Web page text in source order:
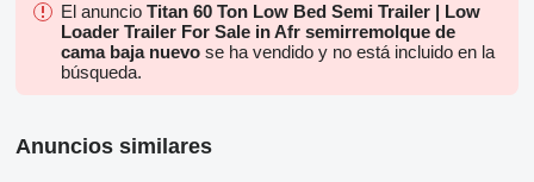
El anuncio Titan 60 Ton Low Bed Semi Trailer | Low
Loader Trailer For Sale in Afr semirremolque de
cama baja nuevo se ha vendido y no está incluido en la
búsqueda.
Anuncios similares